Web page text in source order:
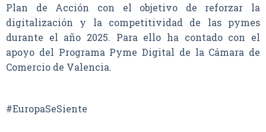
Plan de Acción con el objetivo de reforzar la
digitalización y la competitividad de las pymes
durante el año 2025. Para ello ha contado con el
apoyo del Programa Pyme Digital de la Cámara de
Comercio de Valencia.
#EuropaSeSiente